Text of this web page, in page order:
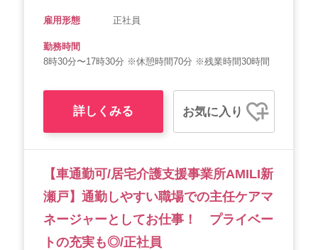
雇用形態 正社員
勤務時間
8時30分〜17時30分 ※休憩時間70分 ※残業時間30時間
詳しくみる お気に入り
【車通勤可/居宅介護支援事業所AMILI新
瀬戸】通勤しやすい職場での主任ケアマ
ネージャーとしてお仕事！ プライベー
トの充実も◎/正社員